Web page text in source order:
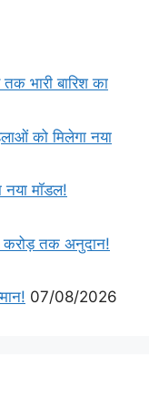
भारी बारिश का
को मिलेगा नया
नया मॉडल!
करोड़ तक अनुदान!
07/08/2026